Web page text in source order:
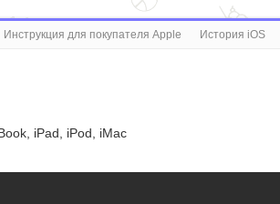
Инструкция для покупателя Apple История iOS
iPad, iPod, iMac